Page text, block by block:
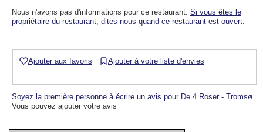
Nous n'avons pas d'informations pour ce restaurant. Si vous êtes le
propriétaire du restaurant, dites-nous quand ce restaurant est ouvert.
Ajouter aux favoris Ajouter à votre liste d'envies
Soyez la première personne à écrire un avis pour De 4 Roser - Tromsø
Vous pouvez ajouter votre avis